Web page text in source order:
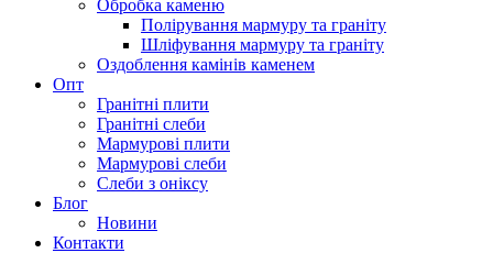
Обробка каменю
Полірування мармуру та граніту
Шліфування мармуру та граніту
Оздоблення камінів каменем
Опт
Гранітні плити
Гранітні слеби
Мармурові плити
Мармурові слеби
Слеби з оніксу
Блог
Новини
Контакти